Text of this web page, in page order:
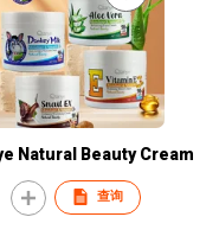
Natural Beauty Cream
查询